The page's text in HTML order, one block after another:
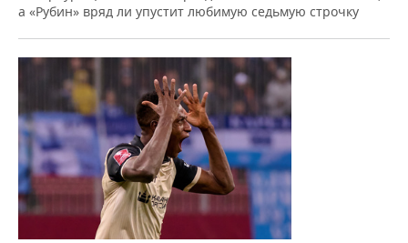
а «Рубин» вряд ли упустит любимую седьмую строчку